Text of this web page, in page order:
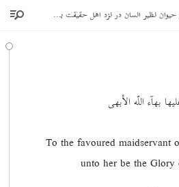
ای دختر عزیز ملکوتی من حیوان نظیر انسان در نزد اهل حقیقت بسیار عزیز است
بهآء اللّه الأبهی
unto her be the